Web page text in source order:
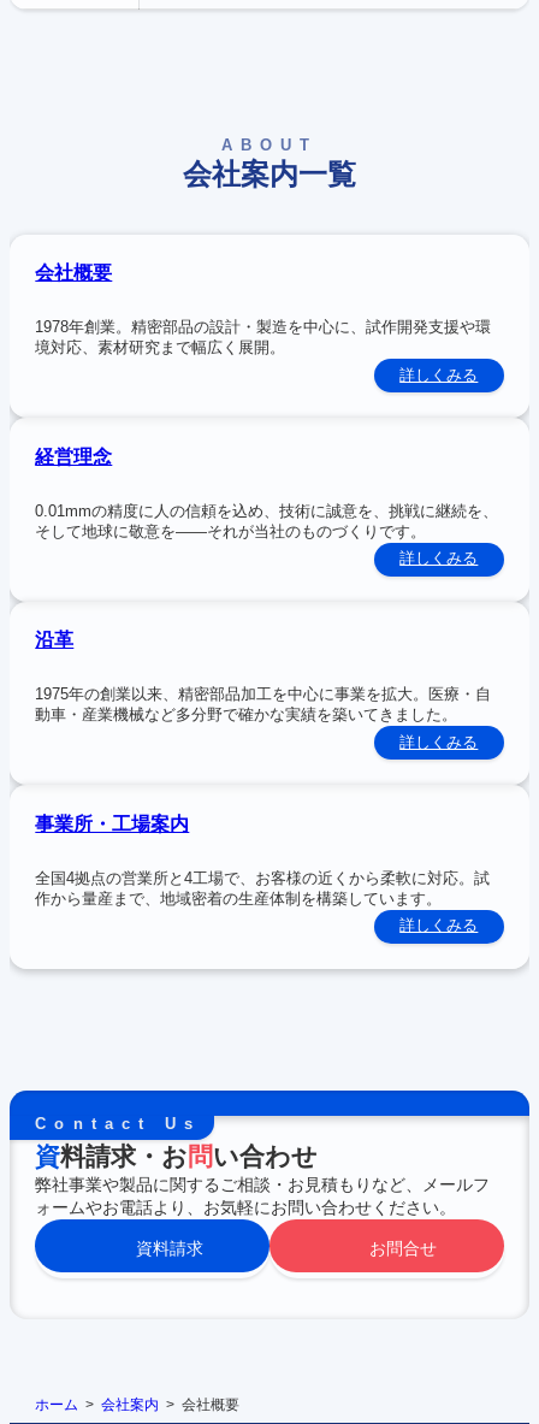
ABOUT
会社案内一覧
会社概要
1978年創業。精密部品の設計・製造を中心に、試作開発支援や環
境対応、素材研究まで幅広く展開。
詳しくみる
会
経営理念
0.01mmの精度に人の信頼を込め、技術に誠意を、挑戦に継続を、
そして地球に敬意を――それが当社のものづくりです。
詳しくみる
経
沿革
1975年の創業以来、精密部品加工を中心に事業を拡大。医療・自
動車・産業機械など多分野で確かな実績を築いてきました。
詳しくみる
沿
事業所・工場案内
全国4拠点の営業所と4工場で、お客様の近くから柔軟に対応。試
作から量産まで、地域密着の生産体制を構築しています。
詳しくみる
事
Contact Us
資料請求・お問い合わせ
弊社事業や製品に関するご相談・お見積もりなど、メールフ
ォームやお電話より、お気軽にお問い合わせください。
資料請求 お問合せ
ホーム 会社案内 会社概要